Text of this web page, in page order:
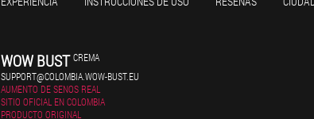
WOW BUST CREMA
SUPPORT@COLOMBIA.WOW-BUST.EU
AUMENTO DE SENOS REAL
SITIO OFICIAL EN COLOMBIA
PRODUCTO ORIGINAL